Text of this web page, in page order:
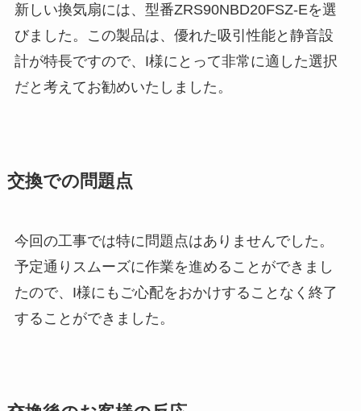
新しい換気扇には、型番ZRS90NBD20FSZ-Eを選
びました。この製品は、優れた吸引性能と静音設
計が特長ですので、I様にとって非常に適した選択
だと考えてお勧めいたしました。
交換での問題点
今回の工事では特に問題点はありませんでした。
予定通りスムーズに作業を進めることができまし
たので、I様にもご心配をおかけすることなく終了
することができました。